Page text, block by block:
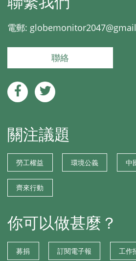
電郵:
聯絡
關注議題
勞工權益 環境公義 中
齊來行動
你可以做甚麼？
募捐 訂閱電子報 工作